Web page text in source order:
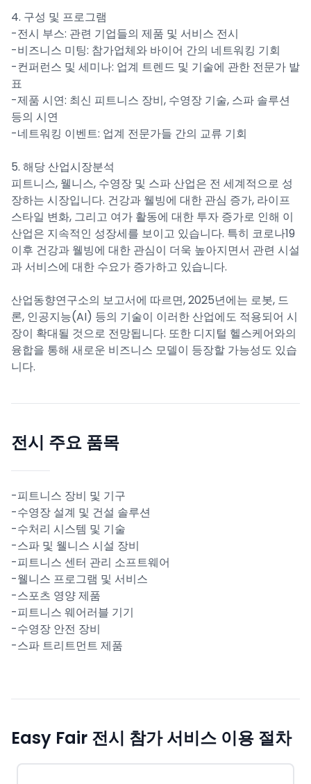
4. 구성 및 프로그램
-전시 부스: 관련 기업들의 제품 및 서비스 전시
-비즈니스 미팅: 참가업체와 바이어 간의 네트워킹 기회
-컨퍼런스 및 세미나: 업계 트렌드 및 기술에 관한 전문가 발
표
-제품 시연: 최신 피트니스 장비, 수영장 기술, 스파 솔루션
등의 시연
-네트워킹 이벤트: 업계 전문가들 간의 교류 기회
5. 해당 산업시장분석
피트니스, 웰니스, 수영장 및 스파 산업은 전 세계적으로 성
장하는 시장입니다. 건강과 웰빙에 대한 관심 증가, 라이프
스타일 변화, 그리고 여가 활동에 대한 투자 증가로 인해 이
산업은 지속적인 성장세를 보이고 있습니다. 특히 코로나19
이후 건강과 웰빙에 대한 관심이 더욱 높아지면서 관련 시설
과 서비스에 대한 수요가 증가하고 있습니다.
산업동향연구소의 보고서에 따르면, 2025년에는 로봇, 드
론, 인공지능(AI) 등의 기술이 이러한 산업에도 적용되어 시
장이 확대될 것으로 전망됩니다. 또한 디지털 헬스케어와의
융합을 통해 새로운 비즈니스 모델이 등장할 가능성도 있습
니다.
전시 주요 품목
-피트니스 장비 및 기구
-수영장 설계 및 건설 솔루션
-수처리 시스템 및 기술
-스파 및 웰니스 시설 장비
-피트니스 센터 관리 소프트웨어
-웰니스 프로그램 및 서비스
-스포츠 영양 제품
-피트니스 웨어러블 기기
-수영장 안전 장비
-스파 트리트먼트 제품
Easy Fair 전시 참가 서비스 이용 절차